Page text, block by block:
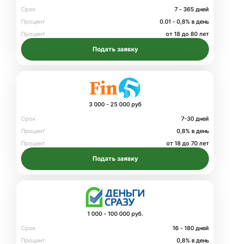
Срок
7 - 365 дней
Процент
0.01 - 0,8% в день
Процент
от 18 до 80 лет
Подать заявку
3 000 - 25 000 руб
Срок
7-30 дней
Процент
0,8% в день
Процент
от 18 до 70 лет
Подать заявку
1 000 - 100 000 руб.
Срок
16 - 180 дней
Процент
0,8% в день